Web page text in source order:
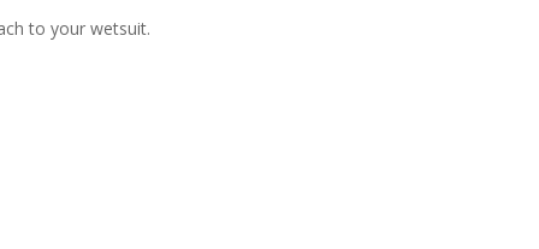
to your wetsuit.